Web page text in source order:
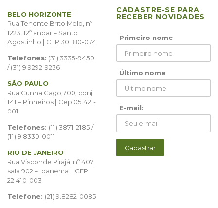
BELO HORIZONTE
Rua Tenente Brito Melo, nº
1223, 12º andar – Santo
Agostinho | CEP 30.180-074
Telefones: (31) 3335-9450
/ (31) 9.9292-9236
SÃO PAULO
Rua Cunha Gago,700, conj
141 – Pinheiros | Cep 05.421-
001
Telefones: (11) 3871-2185 /
(11) 9.8330-0011
RIO DE JANEIRO
Rua Visconde Pirajá, nº 407,
sala 902 – Ipanema | CEP
22.410-003
Telefone: (21) 9.8282-0085
CADASTRE-SE PARA
RECEBER NOVIDADES
Primeiro nome
Último nome
E-mail: